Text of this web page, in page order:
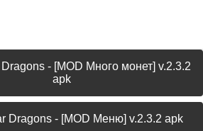
- [MOD Много монет] v.2.3.2
apk
Dragons - [MOD Меню] v.2.3.2 apk